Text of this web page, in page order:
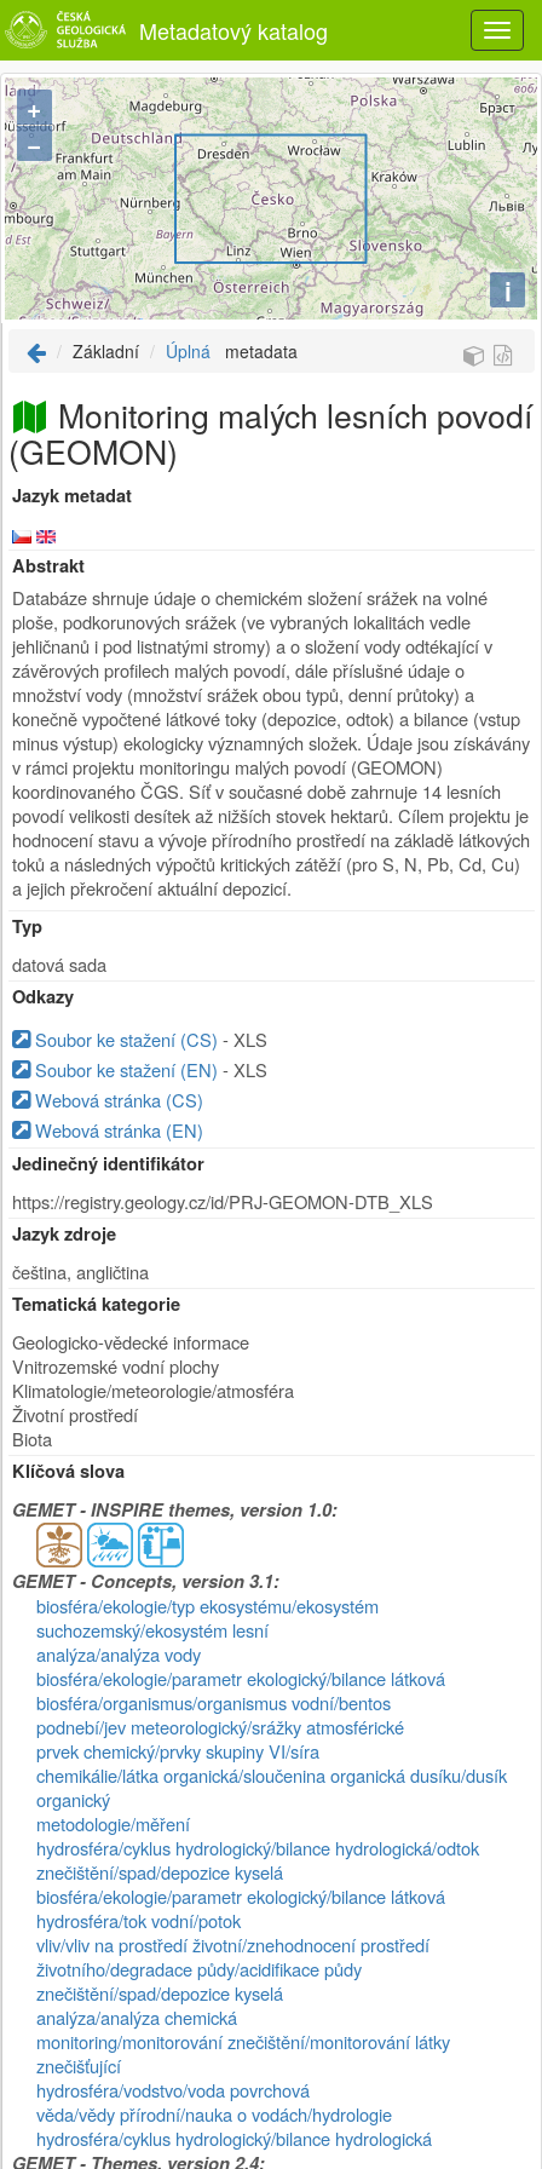
Metadatový katalog
+
−
i
Základní Úplná metadata
Monitoring malých lesních povodí
(GEOMON)
Jazyk metadat
Abstrakt
Databáze shrnuje údaje o chemickém složení srážek na volné
ploše, podkorunových srážek (ve vybraných lokalitách vedle
jehličnanů i pod listnatými stromy) a o složení vody odtékající v
závěrových profilech malých povodí, dále příslušné údaje o
množství vody (množství srážek obou typů, denní průtoky) a
konečně vypočtené látkové toky (depozice, odtok) a bilance (vstup
minus výstup) ekologicky významných složek. Údaje jsou získávány
v rámci projektu monitoringu malých povodí (GEOMON)
koordinovaného ČGS. Síť v současné době zahrnuje 14 lesních
povodí velikosti desítek až nižších stovek hektarů. Cílem projektu je
hodnocení stavu a vývoje přírodního prostředí na základě látkových
toků a následných výpočtů kritických zátěží (pro S, N, Pb, Cd, Cu)
a jejich překročení aktuální depozicí.
Typ
datová sada
Odkazy
Soubor ke stažení (CS) - XLS
Soubor ke stažení (EN) - XLS
Webová stránka (CS)
Webová stránka (EN)
Jedinečný identifikátor
https://registry.geology.cz/id/PRJ-GEOMON-DTB_XLS
Jazyk zdroje
čeština, angličtina
Tematická kategorie
Geologicko-vědecké informace
Vnitrozemské vodní plochy
Klimatologie/meteorologie/atmosféra
Životní prostředí
Biota
Klíčová slova
GEMET - INSPIRE themes, version 1.0:
GEMET - Concepts, version 3.1:
biosféra/ekologie/typ ekosystému/ekosystém
suchozemský/ekosystém lesní
analýza/analýza vody
biosféra/ekologie/parametr ekologický/bilance látková
biosféra/organismus/organismus vodní/bentos
podnebí/jev meteorologický/srážky atmosférické
prvek chemický/prvky skupiny VI/síra
chemikálie/látka organická/sloučenina organická dusíku/dusík
organický
metodologie/měření
hydrosféra/cyklus hydrologický/bilance hydrologická/odtok
znečištění/spad/depozice kyselá
biosféra/ekologie/parametr ekologický/bilance látková
hydrosféra/tok vodní/potok
vliv/vliv na prostředí životní/znehodnocení prostředí
životního/degradace půdy/acidifikace půdy
znečištění/spad/depozice kyselá
analýza/analýza chemická
monitoring/monitorování znečištění/monitorování látky
znečišťující
hydrosféra/vodstvo/voda povrchová
věda/vědy přírodní/nauka o vodách/hydrologie
hydrosféra/cyklus hydrologický/bilance hydrologická
GEMET - Themes, version 2.4: